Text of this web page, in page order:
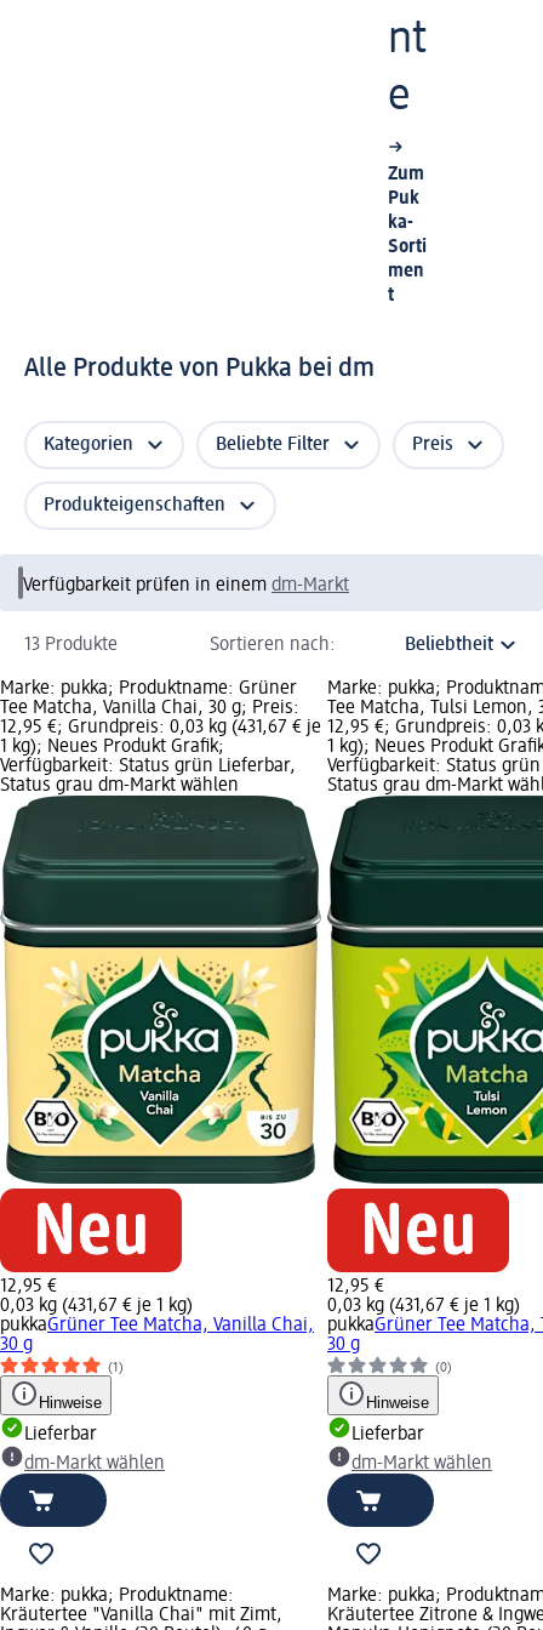
nt
e
Zum
Puk
ka-
Sorti
men
t
Alle Produkte von Pukka bei dm
Kategorien Beliebte Filter Preis
Produkteigenschaften
Verfügbarkeit prüfen in einem dm-Markt
13 Produkte Sortieren nach:
Marke: pukka; Produktname: Grüner
Tee Matcha, Vanilla Chai, 30 g; Preis:
12,95 €; Grundpreis: 0,03 kg (431,67 € je
1 kg); Neues Produkt Grafik;
Verfügbarkeit: Status grün Lieferbar,
Status grau dm-Markt wählen
12,95 €
0,03 kg (431,67 € je 1 kg)
pukkaGrüner Tee Matcha, Vanilla Chai,
30 g
(1)
Hinweise
Lieferbar
dm-Markt wählen
Marke: pukka;
Tee Matcha, Tulsi Lemon,
12,95 €; Grundpreis: 0,03
1 kg); Neues Produkt
Verfügbarkeit: Status
Status grau dm-Markt
12,95 €
0,03 kg (431,67 € je 1 kg)
pukkaGrüner Tee Matcha,
30 g
(0)
Hinweise
Lieferbar
dm-Markt wählen
Marke: pukka; Produktname:
Kräutertee "Vanilla Chai" mit Zimt,
Marke: pukka;
Kräutertee Zitrone &